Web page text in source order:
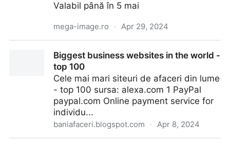
Valabil până în 5 mai
mega-image.ro · Apr 29, 2024
Biggest business websites in the world -
top 100
Cele mai mari siteuri de afaceri din lume
- top 100 sursa: alexa.com 1 PayPal
paypal.com Online payment service for
individu...
baniafaceri.blogspot.com · Apr 8, 2024